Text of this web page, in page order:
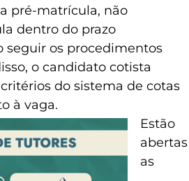
pré-matrícula, não
dentro do prazo
seguir os procedimentos
o candidato cotista
do sistema de cotas
à vaga.
Estão
abertas
as